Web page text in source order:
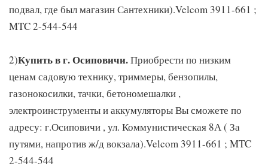
подвал, где был магазин Сантехники).Velcom 3911-661 ;
MTC 2-544-544
2)Купить в г. Осиповичи.Приобрести по низким
ценам садовую технику, триммеры, бензопилы,
газонокосилки, тачки, бетономешалки ,
электроинструменты и аккумуляторы Вы сможете по
адресу: г.Осиповичи , ул. Коммунистическая 8А ( За
путями, напротив ж/д вокзала).Velcom 3911-661 ; MTC
2-544-544